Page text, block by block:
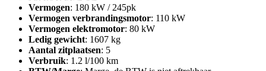
Vermogen: 180 kW / 245pk
Vermogen verbrandingsmotor: 110 kW
Vermogen elektromotor: 80 kW
Ledig gewicht: 1607 kg
Aantal zitplaatsen: 5
Verbruik: 1.2 l/100 km